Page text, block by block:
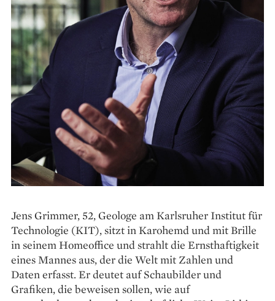
Jens Grimmer, 52, Geologe am Karls­ruher Institut für
Technologie (KIT), sitzt in Karohemd und mit Brille
in seinem Homeoffice und strahlt die Ernsthaftigkeit
eines Mannes aus, der die Welt mit Zahlen und
Daten erfasst. Er deutet auf Schaubilder und
Grafiken, die beweisen sollen, wie auf